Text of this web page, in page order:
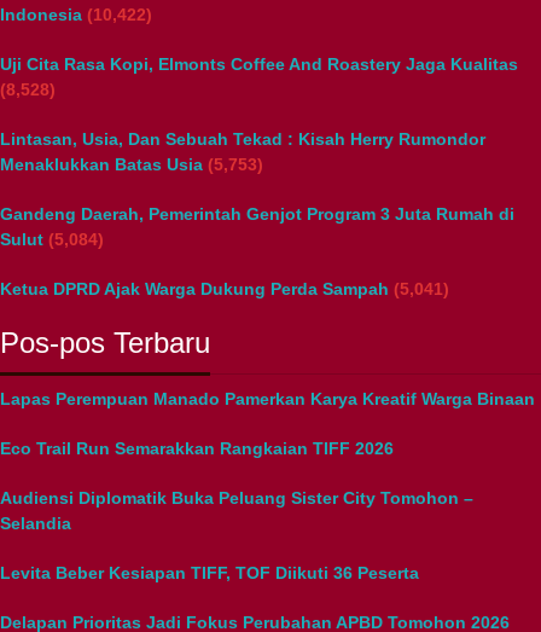
Indonesia (10,422)
Uji Cita Rasa Kopi, Elmonts Coffee And Roastery Jaga Kualitas
(8,528)
Lintasan, Usia, Dan Sebuah Tekad : Kisah Herry Rumondor
Menaklukkan Batas Usia (5,753)
Gandeng Daerah, Pemerintah Genjot Program 3 Juta Rumah di
Sulut (5,084)
Ketua DPRD Ajak Warga Dukung Perda Sampah (5,041)
Pos-pos Terbaru
Lapas Perempuan Manado Pamerkan Karya Kreatif Warga Binaan
Eco Trail Run Semarakkan Rangkaian TIFF 2026
Audiensi Diplomatik Buka Peluang Sister City Tomohon –
Selandia
Levita Beber Kesiapan TIFF, TOF Diikuti 36 Peserta
Delapan Prioritas Jadi Fokus Perubahan APBD Tomohon 2026